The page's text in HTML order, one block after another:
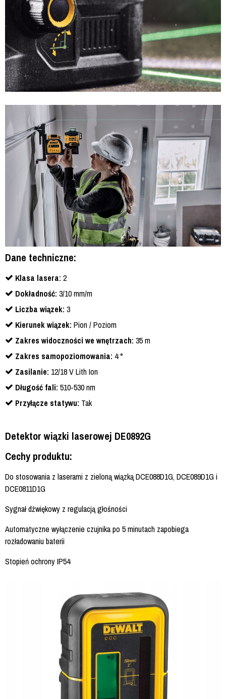
Dane techniczne:
Klasa lasera: 2
Dokładność: 3/10 mm/m
Liczba wiązek: 3
Kierunek wiązek: Pion / Poziom
Zakres widoczności we wnętrzach: 35 m
Zakres samopoziomowania: 4 °
Zasilanie: 12/18 V Lith Ion
Długość fali: 510-530 nm
Przyłącze statywu: Tak
Detektor wiązki laserowej DE0892G
Cechy produktu:
Do stosowania z laserami z zieloną wiązką DCE088D1G, DCE089D1G i
DCE0811D1G
Sygnał dźwiękowy z regulacją głośności
Automatyczne wyłączenie czujnika po 5 minutach zapobiega
rozładowaniu baterii
Stopień ochrony IP54